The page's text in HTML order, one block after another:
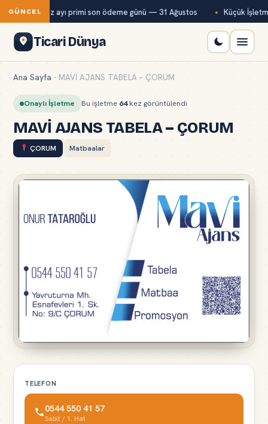
GÜNCEL
Kur temmuz ayı primi son ödeme günü — 31 Ağustos Küçük
Ticari Dünya
Ana Sayfa - MAVİ AJANS TABELA – ÇORUM
Onaylı İşletme Bu işletme 64kez görüntülendi
MAVİ AJANS TABELA – ÇORUM
ÇORUM Matbaalar
TELEFON
0544 550 41 57
Sabit / 1. Hat